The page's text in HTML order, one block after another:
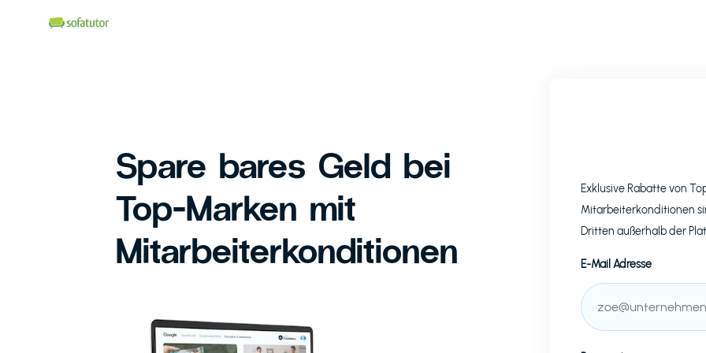
Spare bares Geld bei
Top-Marken mit
Mitarbeiterkonditionen
Exklusive Rabatte von
Mitarbeiterkonditionen
Dritten außerhalb der
E-Mail Adresse